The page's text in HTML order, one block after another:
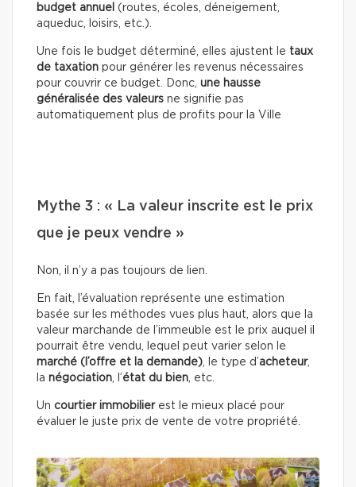
budget annuel (routes, écoles, déneigement,
aqueduc, loisirs, etc.).
Une fois le budget déterminé, elles ajustent le taux
de taxation pour générer les revenus nécessaires
pour couvrir ce budget. Donc, une hausse
généralisée des valeurs ne signifie pas
automatiquement plus de profits pour la Ville
Mythe 3 : « La valeur inscrite est le prix
que je peux vendre »
Non, il n’y a pas toujours de lien.
En fait, l’évaluation représente une estimation
basée sur les méthodes vues plus haut, alors que la
valeur marchande de l’immeuble est le prix auquel il
pourrait être vendu, lequel peut varier selon le
marché (l’offre et la demande), le type d’acheteur,
la négociation, l’état du bien, etc.
Un courtier immobilierest le mieux placé pour
évaluer le juste prix de vente de votre propriété.